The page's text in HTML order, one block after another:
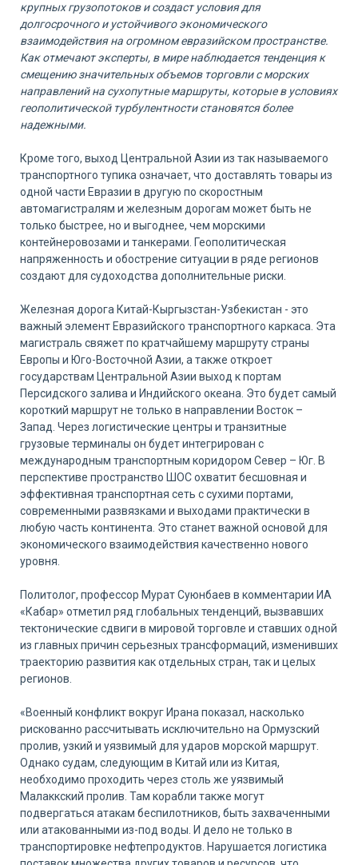
крупных грузопотоков и создаст условия для
долгосрочного и устойчивого экономического
взаимодействия на огромном евразийском пространстве.
Как отмечают эксперты, в мире наблюдается тенденция к
смещению значительных объемов торговли с морских
направлений на сухопутные маршруты, которые в условиях
геополитической турбулентности становятся более
надежными.
Кроме того, выход Центральной Азии из так называемого
транспортного тупика означает, что доставлять товары из
одной части Евразии в другую по скоростным
автомагистралям и железным дорогам может быть не
только быстрее, но и выгоднее, чем морскими
контейнеровозами и танкерами. Геополитическая
напряженность и обострение ситуации в ряде регионов
создают для судоходства дополнительные риски.
Железная дорога Китай-Кыргызстан-Узбекистан - это
важный элемент Евразийского транспортного каркаса. Эта
магистраль свяжет по кратчайшему маршруту страны
Европы и Юго-Восточной Азии, а также откроет
государствам Центральной Азии выход к портам
Персидского залива и Индийского океана. Это будет самый
короткий маршрут не только в направлении Восток –
Запад. Через логистические центры и транзитные
грузовые терминалы он будет интегрирован с
международным транспортным коридором Север – Юг. В
перспективе пространство ШОС охватит бесшовная и
эффективная транспортная сеть с сухими портами,
современными развязками и выходами практически в
любую часть континента. Это станет важной основой для
экономического взаимодействия качественно нового
уровня.
Политолог, профессор Мурат Суюнбаев в комментарии ИА
«Кабар» отметил ряд глобальных тенденций, вызвавших
тектонические сдвиги в мировой торговле и ставших одной
из главных причин серьезных трансформаций, изменивших
траекторию развития как отдельных стран, так и целых
регионов.
«Военный конфликт вокруг Ирана показал, насколько
рискованно рассчитывать исключительно на Ормузский
пролив, узкий и уязвимый для ударов морской маршрут.
Однако судам, следующим в Китай или из Китая,
необходимо проходить через столь же уязвимый
Малаккский пролив. Там корабли также могут
подвергаться атакам беспилотников, быть захваченными
или атакованными из-под воды. И дело не только в
транспортировке нефтепродуктов. Нарушается логистика